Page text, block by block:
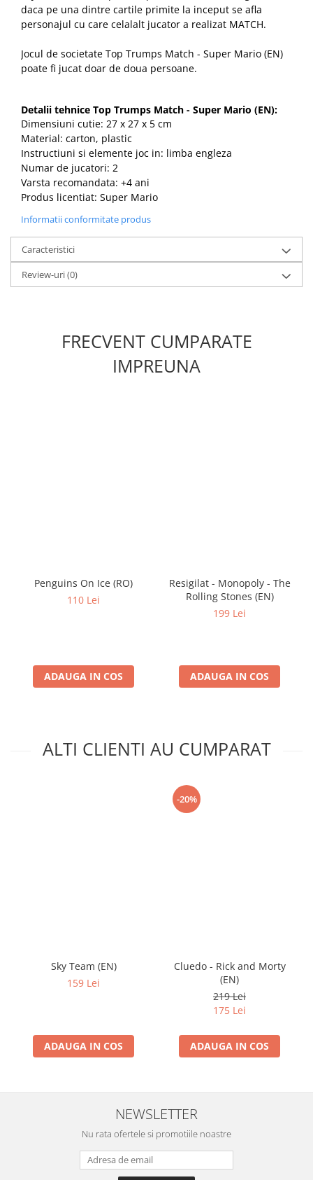
daca pe una dintre cartile primite la inceput se afla
personajul cu care celalalt jucator a realizat MATCH.
Jocul de societate Top Trumps Match - Super Mario (EN)
poate fi jucat doar de doua persoane.
Detalii tehnice Top Trumps Match - Super Mario (EN):
Dimensiuni cutie: 27 x 27 x 5 cm
Material: carton, plastic
Instructiuni si elemente joc in: limba engleza
Numar de jucatori: 2
Varsta recomandata: +4 ani
Produs licentiat: Super Mario
Informatii conformitate produs
Caracteristici
Review-uri(0)
FRECVENT CUMPARATE
IMPREUNA
Penguins On Ice (RO)
110 Lei
ADAUGA IN COS
Resigilat - Monopoly - The
Rolling Stones (EN)
199 Lei
ADAUGA IN COS
ALTI CLIENTI AU CUMPARAT
Sky Team (EN)
159 Lei
ADAUGA IN COS
-20%
Cluedo - Rick and Morty
(EN)
219 Lei
175 Lei
ADAUGA IN COS
NEWSLETTER
Nu rata ofertele si promotiile noastre